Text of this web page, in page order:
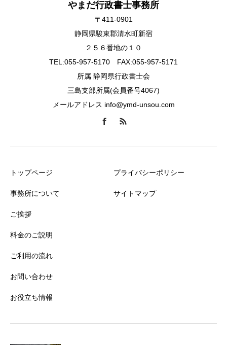
やまだ行政書士事務所
〒411-0901
静岡県駿東郡清水町新宿
２５６番地の１０
TEL:055-957-5170 FAX:055-957-5171
所属 静岡県行政書士会
三島支部所属(会員番号4067)
メールアドレス info@ymd-unsou.com
トップページ
事務所について
ご挨拶
料金のご説明
ご利用の流れ
お問い合わせ
お役立ち情報
プライバシーポリシー
サイトマップ